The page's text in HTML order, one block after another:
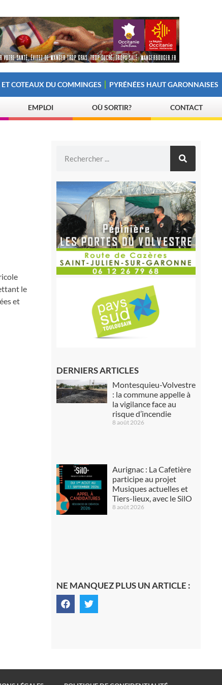
ET COTEAUX DU COMMINGES PYRÉNÉES HAUT GARONNAISES
EMPLOI OÙ SORTIR? CONTACT
le
et
DERNIERS ARTICLES
Montesquieu-Volvestre
: la commune appelle à
la vigilance face au
risque d’incendie
8 août 2026
Aurignac : La Cafetière
participe au projet
Musiques actuelles et
Tiers-lieux, avec le SilO
8 août 2026
NE MANQUEZ PLUS UN ARTICLE :